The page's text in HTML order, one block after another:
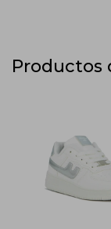
Productos